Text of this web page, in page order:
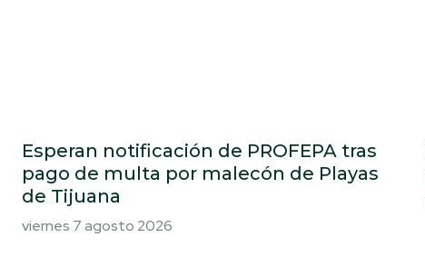
Esperan notificación de PROFEPA tras
pago de multa por malecón de Playas
de Tijuana
viernes 7 agosto 2026